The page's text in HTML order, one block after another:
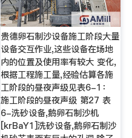
贵德卵石制沙设备施工阶段大量
设备交互作业,这些设备在场地
内的位置及使用率有较大 变化,
根据工程施工量,经验估算各施
工阶段的昼夜声级见表6-1：
施工阶段的昼夜声级 第27 表
6-洗砂设备,鹅卵石制沙机
[krBaY1]洗砂设备,鹅卵石制沙